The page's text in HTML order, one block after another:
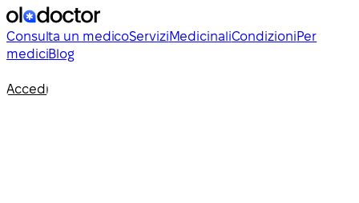
Consulta un medicoServiziMedicinaliCondizioniPer
mediciBlog
Accedi